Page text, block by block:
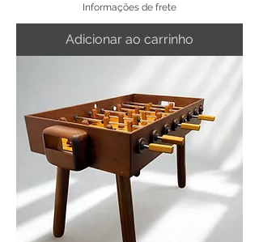
Informações de frete
Adicionar ao carrinho